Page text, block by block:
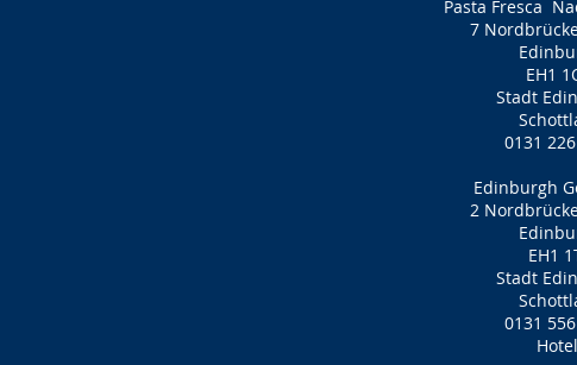
Pasta Fresca
7
EH1
Stadt
0131
Edinburgh
2
EH1
Stadt
0131